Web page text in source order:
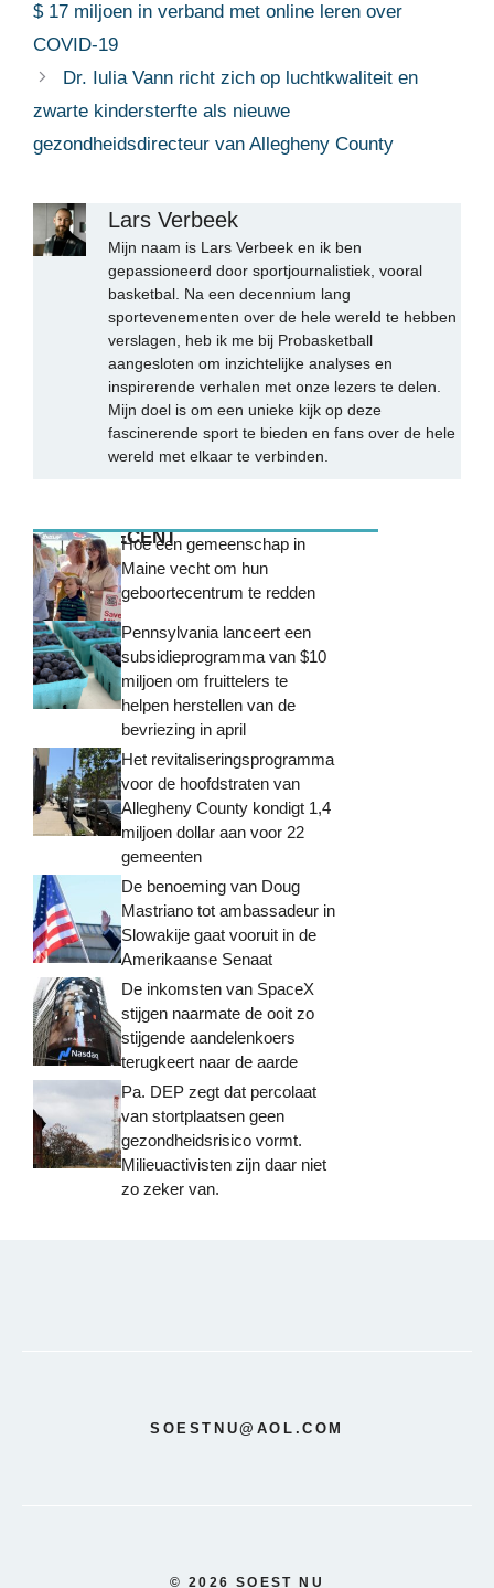
$ 17 miljoen in verband met online leren over
COVID-19
Dr. Iulia Vann richt zich op luchtkwaliteit en
zwarte kindersterfte als nieuwe
gezondheidsdirecteur van Allegheny County
Lars Verbeek
Mijn naam is Lars Verbeek en ik ben
gepassioneerd door sportjournalistiek, vooral
basketbal. Na een decennium lang
sportevenementen over de hele wereld te hebben
verslagen, heb ik me bij Probasketball
aangesloten om inzichtelijke analyses en
inspirerende verhalen met onze lezers te delen.
Mijn doel is om een unieke kijk op deze
fascinerende sport te bieden en fans over de hele
wereld met elkaar te verbinden.
MEEST RECENTHoe een gemeenschap in
Maine vecht om hun
geboortecentrum te redden
Pennsylvania lanceert een
subsidieprogramma van $10
miljoen om fruittelers te
helpen herstellen van de
bevriezing in april
Het revitaliseringsprogramma
voor de hoofdstraten van
Allegheny County kondigt 1,4
miljoen dollar aan voor 22
gemeenten
De benoeming van Doug
Mastriano tot ambassadeur in
Slowakije gaat vooruit in de
Amerikaanse Senaat
De inkomsten van SpaceX
stijgen naarmate de ooit zo
stijgende aandelenkoers
terugkeert naar de aarde
Pa. DEP zegt dat percolaat
van stortplaatsen geen
gezondheidsrisico vormt.
Milieuactivisten zijn daar niet
zo zeker van.
SOESTNU@AOL.COM
© 2026 SOEST NU